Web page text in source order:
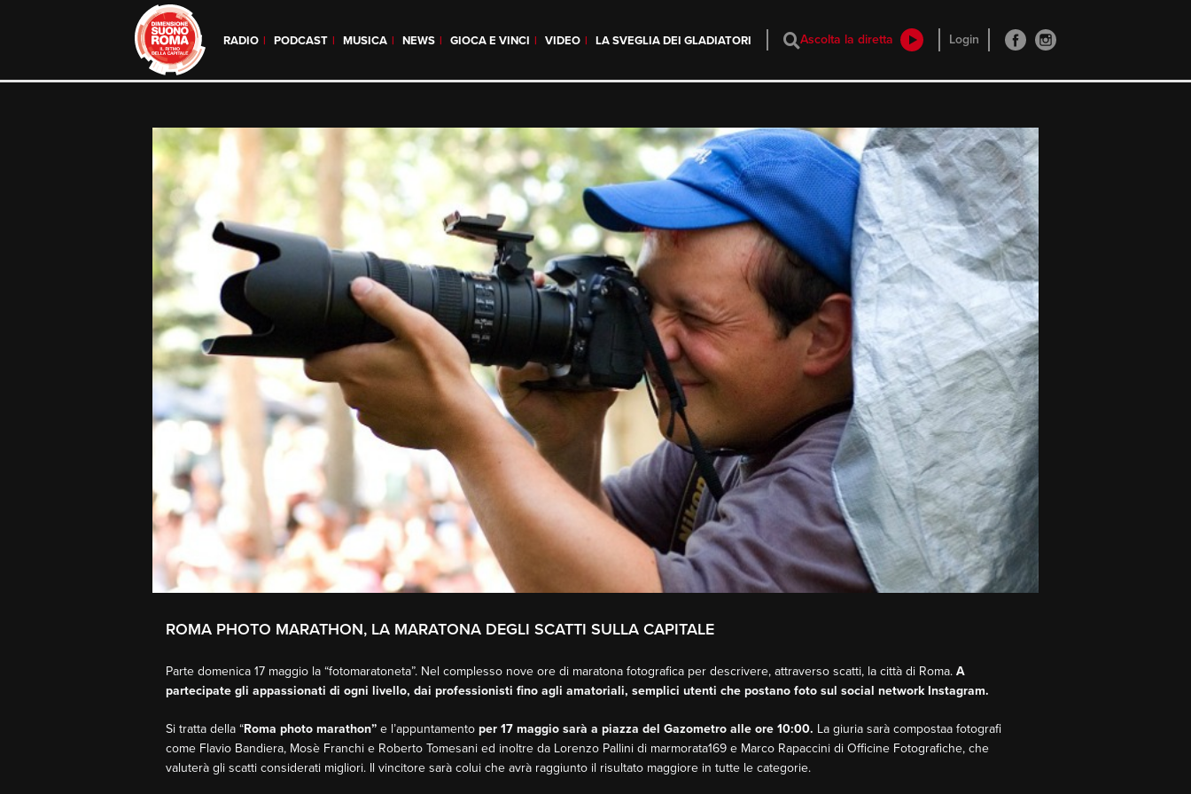
RADIO PODCAST MUSICA NEWS GIOCA E VINCI VIDEO LA SVEGLIA DEI GLADIATORI Ascolta la diretta Login
ROMA PHOTO MARATHON, LA MARATONA DEGLI SCATTI SULLA CAPITALE
Parte domenica 17 maggio la “fotomaratoneta”. Nel complesso nove ore di maratona fotografica per descrivere, attraverso scatti, la città di Roma. A
partecipate gli appassionati di ogni livello, dai professionisti fino agli amatoriali, semplici utenti che postano foto sul social network Instagram.
Si tratta della “Roma photo marathon” e l’appuntamento per 17 maggio sarà a piazza del Gazometro alle ore 10:00. La giuria sarà compostaa fotografi
come Flavio Bandiera, Mosè Franchi e Roberto Tomesani ed inoltre da Lorenzo Pallini di marmorata169 e Marco Rapaccini di Officine Fotografiche, che
valuterà gli scatti considerati migliori. Il vincitore sarà colui che avrà raggiunto il risultato maggiore in tutte le categorie.